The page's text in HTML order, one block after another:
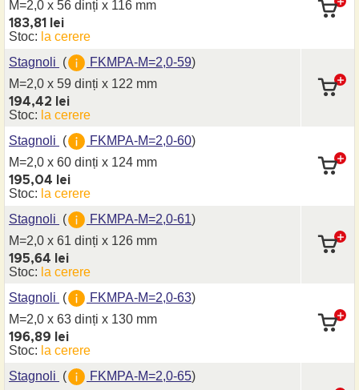
M=2,0 x 56 dinți x 116 mm
183,81 lei
Stoc: la cerere
Stagnoli ( FKMPA-M=2,0-59)
M=2,0 x 59 dinți x 122 mm
194,42 lei
Stoc: la cerere
Stagnoli ( FKMPA-M=2,0-60)
M=2,0 x 60 dinți x 124 mm
195,04 lei
Stoc: la cerere
Stagnoli ( FKMPA-M=2,0-61)
M=2,0 x 61 dinți x 126 mm
195,64 lei
Stoc: la cerere
Stagnoli ( FKMPA-M=2,0-63)
M=2,0 x 63 dinți x 130 mm
196,89 lei
Stoc: la cerere
Stagnoli ( FKMPA-M=2,0-65)